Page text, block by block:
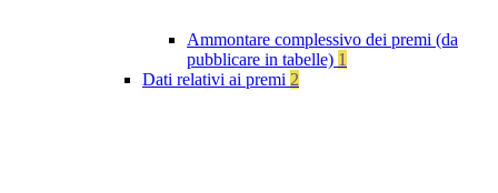
Ammontare complessivo dei premi (da
pubblicare in tabelle) 1
Dati relativi ai premi 2